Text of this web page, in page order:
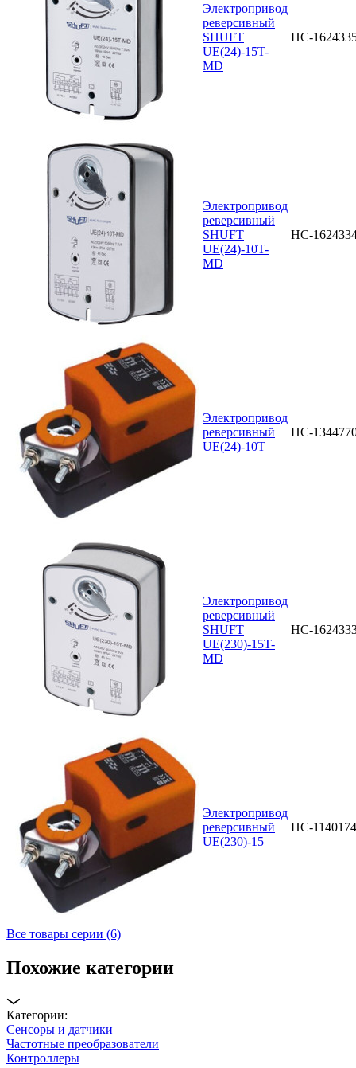
Электропривод
реверсивный
SHUFT
UE(24)-15T-
MD
НС-
Электропривод
реверсивный
SHUFT
UE(24)-10T-
MD
НС-
Электропривод
реверсивный
UE(24)-10T
НС-
Электропривод
реверсивный
SHUFT
UE(230)-15T-
MD
НС-
Электропривод
реверсивный
UE(230)-15
НС-1140174
Все товары серии (6)
Похожие категории
Категории:
Сенсоры и датчики
Частотные преобразователи
Контроллеры